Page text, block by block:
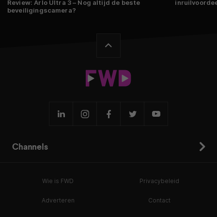
Review: Arlo Ultra 3 – Nog altijd de beste
beveiligingscamera?
Channels
Wie is FWD Privacybeleid
Adverteren Contact